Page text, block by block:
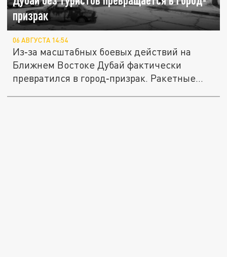
призрак
06 АВГУСТА 14:54
Из‑за масштабных боевых действий на
Ближнем Востоке Дубай фактически
превратился в город‑призрак. Ракетные...